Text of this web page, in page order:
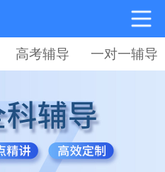
高考辅导 一对一辅导